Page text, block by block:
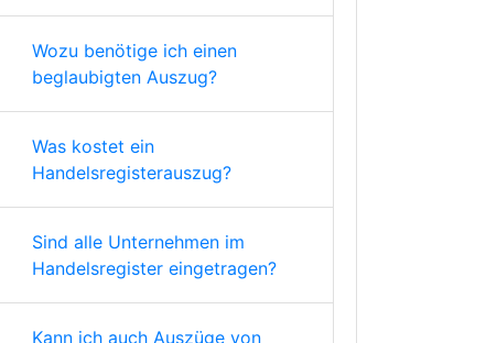
Wozu benötige ich einen
beglaubigten Auszug?
Was kostet ein
Handelsregisterauszug?
Sind alle Unternehmen im
Handelsregister eingetragen?
Kann ich auch Auszüge von